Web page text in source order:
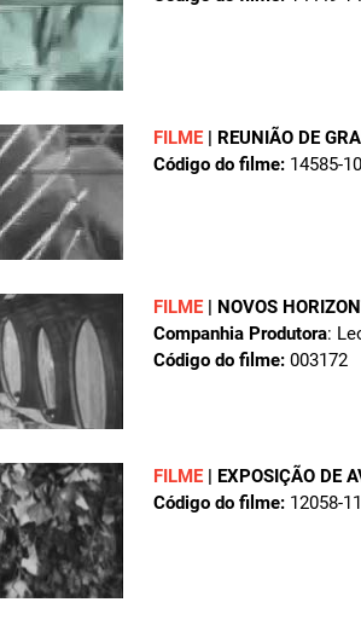
FILME | REUNIÃO DE
Código do filme: 14585-10
FILME | NOVOS
Companhia Produtora:
Código do filme: 003172
FILME | EXPOSIÇÃO DE
Código do filme: 12058-11